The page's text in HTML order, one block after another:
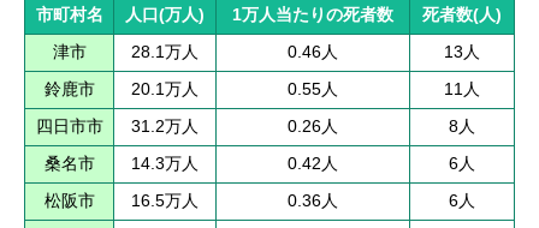
市町村名 人口(万人) 1万人当たりの死者数 死者数(人)
津市 28.1万人 0.46人 13人
鈴鹿市 20.1万人 0.55人 11人
四日市市 31.2万人 0.26人 8人
桑名市 14.3万人 0.42人 6人
松阪市 16.5万人 0.36人 6人